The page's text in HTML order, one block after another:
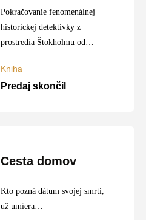
Pokračovanie fenomenálnej
historickej detektívky z
prostredia Štokholmu od
Natt och Daga.
Kniha
Predaj skončil
Cesta domov
Kto pozná dátum svojej smrti,
už umiera…